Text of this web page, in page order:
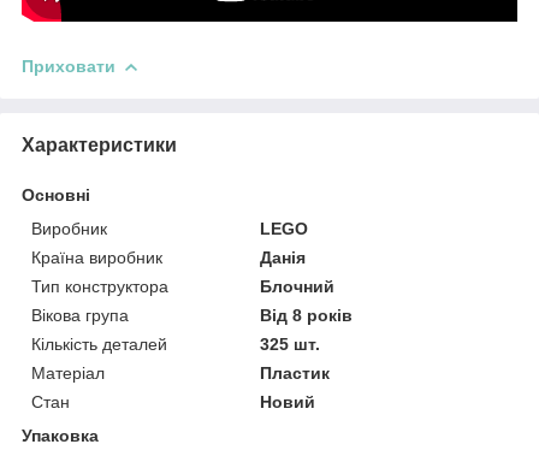
Приховати
Характеристики
Основні
Виробник
LEGO
Країна виробник
Данія
Тип конструктора
Блочний
Вікова група
Від 8 років
Кількість деталей
325 шт.
Матеріал
Пластик
Стан
Новий
Упаковка